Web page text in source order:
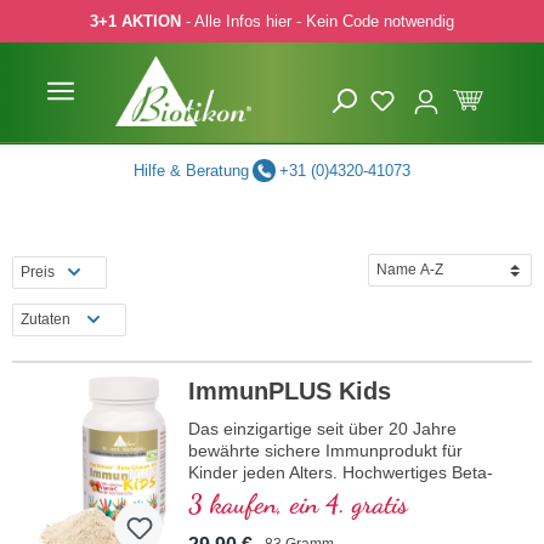
Hauptinhalt springen
Zur Suche springen
Zur Hauptnavigation springen
3+1 AKTION - Alle Infos hier - Kein Code notwendig
Hilfe & Beratung +31 (0)4320-41073
Preis
Zutaten
ImmunPLUS Kids
Das einzigartige seit über 20 Jahre
bewährte sichere Immunprodukt für
Kinder jeden Alters. Hochwertiges Beta-
Glukan in Deutschland hergestellt mit
größtem Reinheitsgrad. Bio-Acerola-
Kischpulver als optimale natürliche
3 kaufen, ein 4. gratis